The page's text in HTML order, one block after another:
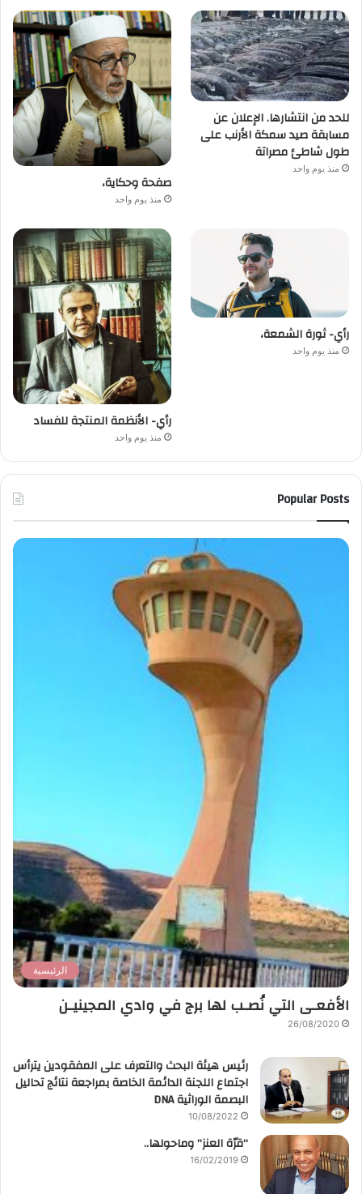
للحد من انتشارها. الإعلان عن
مسابقة صيد سمكة الأرنب على
طول شاطئ مصراتة
منذ يوم واحد
صفحة وحكاية،
منذ يوم واحد
رأي- ثورة الشمعة،
منذ يوم واحد
رأي- الأنظمة المنتجة للفساد
منذ يوم واحد
Popular Posts
الرئيسية
الأفعـى التي نُصـب لها برج في وادي المجينيـن
26/08/2020
رئيس هيئة البحث والتعرف على المفقودين يترأس
اجتماع اللجنة الدائمة الخاصة بمراجعة نتائج تحاليل
البصمة الوراثية DNA
10/08/2022
“قرّة العنز” وماحولها..
16/02/2019